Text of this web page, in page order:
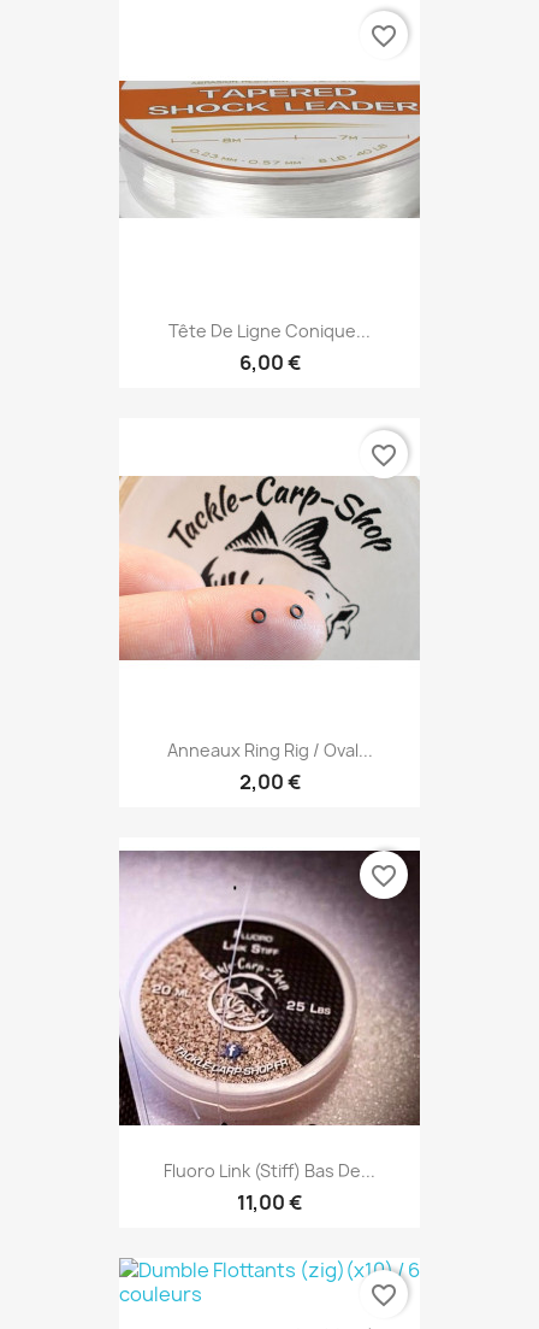
Tête De Ligne Conique...
6,00 €
favorite_border
Anneaux Ring Rig / Oval...
2,00 €
favorite_border
Fluoro Link (stiff) Bas De...
11,00 €
favorite_border
favorite_border